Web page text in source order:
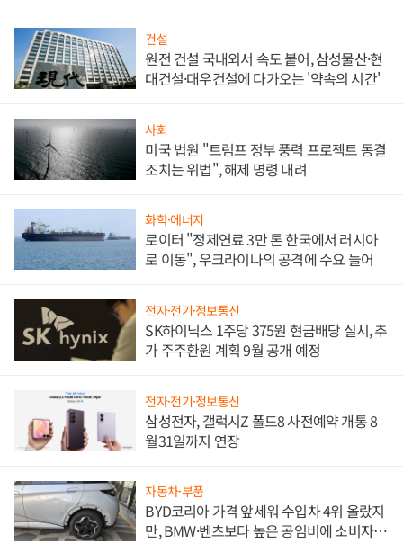
건설
원전 건설 국내외서 속도 붙어, 삼성물산·현
대건설·대우건설에 다가오는 '약속의 시간'
사회
미국 법원 "트럼프 정부 풍력 프로젝트 동결
조치는 위법", 해제 명령 내려
화학·에너지
로이터 "정제연료 3만 톤 한국에서 러시아
로 이동", 우크라이나의 공격에 수요 늘어
전자·전기·정보통신
SK하이닉스 1주당 375원 현금배당 실시, 추
가 주주환원 계획 9월 공개 예정
전자·전기·정보통신
삼성전자, 갤럭시Z 폴드8 사전예약 개통 8
월31일까지 연장
자동차·부품
BYD코리아 가격 앞세워 수입차 4위 올랐지
만, BMW·벤츠보다 높은 공임비에 소비자